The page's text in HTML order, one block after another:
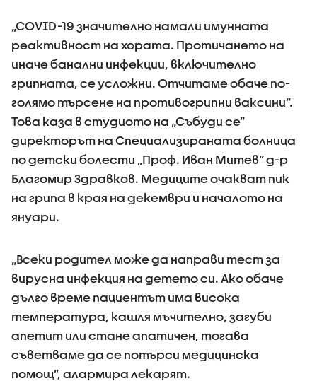
„COVID-19 значително намали имунната
реактивност на хората. Протичането на
иначе банални инфекции, включително
грипната, се усложни. Отчитаме обаче по-
голямо търсене на противогрипни ваксини”.
Това каза в студиото на „Събуди се”
директорът на Специализираната болница
по детски болести „Проф. Иван Митев” д-р
Благомир Здравков. Медиците очакват пик
на грипа в края на декември и началото на
януари.
„Всеки родител може да направи тест за
вирусна инфекция на детето си. Ако обаче
дълго време пациентът има висока
температура, кашля мъчително, загуби
апетит или стане апатичен, тогава
съветваме да се потърси медицинска
помощ”, алармира лекарят.